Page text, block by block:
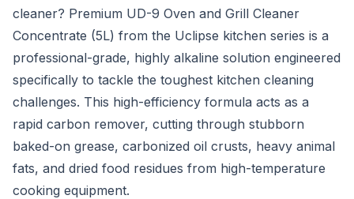
cleaner? Premium UD-9 Oven and Grill Cleaner
Concentrate (5L) from the Uclipse kitchen series is a
professional-grade, highly alkaline solution engineered
specifically to tackle the toughest kitchen cleaning
challenges. This high-efficiency formula acts as a
rapid carbon remover, cutting through stubborn
baked-on grease, carbonized oil crusts, heavy animal
fats, and dried food residues from high-temperature
cooking equipment.